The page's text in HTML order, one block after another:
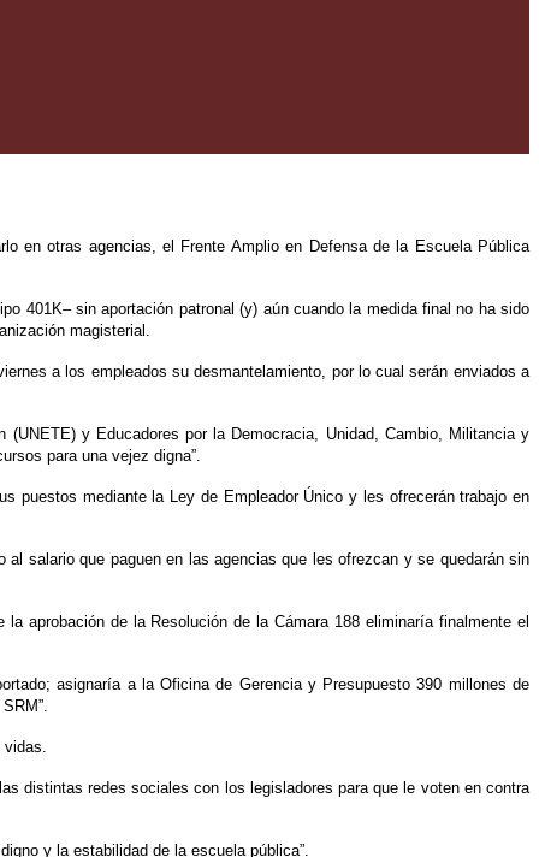
en otras agencias, el Frente Amplio en Defensa de la Escuela Pública
401K– sin aportación patronal (y) aún cuando la medida final no ha sido
magisterial.
a los empleados su desmantelamiento, por lo cual serán enviados a
y Educadores por la Democracia, Unidad, Cambio, Militancia y
para una vejez digna”.
puestos mediante la Ley de Empleador Único y les ofrecerán trabajo en
salario que paguen en las agencias que les ofrezcan y se quedarán sin
aprobación de la Resolución de la Cámara 188 eliminaría finalmente el
asignaría a la Oficina de Gerencia y Presupuesto 390 millones de
distintas redes sociales con los legisladores para que le voten en contra
y la estabilidad de la escuela pública”.